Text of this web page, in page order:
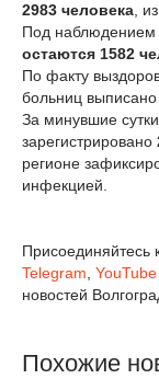
2983 человека ,
Под
остаются 1582
По факту
больниц выписано
За минувшие
зарегистрировано
регионе
инфекцией.
Присоединяйтесь
Telegram YouTube
новостей
Похожие